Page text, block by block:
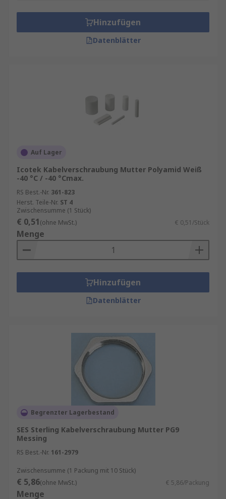
Hinzufügen
Datenblätter
Auf Lager
Icotek Kabelverschraubung Mutter Polyamid Weiß
-40 °C / -40 °Cmax.
RS Best.-Nr. 361-823
Herst. Teile-Nr. ST 4
Zwischensumme (1 Stück)
€ 0,51(ohne MwSt.) € 0,51/Stück
Menge
Hinzufügen
Datenblätter
Begrenzter Lagerbestand
SES Sterling Kabelverschraubung Mutter PG9
Messing
RS Best.-Nr. 161-2979
Zwischensumme (1 Packung mit 10 Stück)
€ 5,86(ohne MwSt.) € 5,86/Packung
Menge